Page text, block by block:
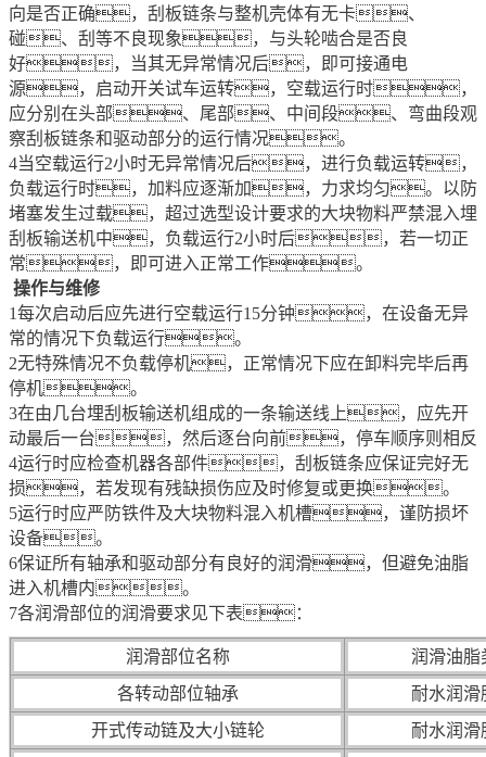
向是否正确，刮板链条与整机壳体有无卡、
碰、刮等不良现象，与头轮啮合是否良
好，当其无异常情况后，即可接通电
源，启动开关试车运转，空载运行时，
应分别在头部、尾部、中间段、弯曲段观
察刮板链条和驱动部分的运行情况。
4当空载运行2小时无异常情况后，进行负载运转，
负载运行时，加料应逐渐加，力求均匀。以防
堵塞发生过载，超过选型设计要求的大块物料严禁混入埋
刮板输送机中，负载运行2小时后，若一切正
常，即可进入正常工作。
操作与维修
1每次启动后应先进行空载运行15分钟，在设备无异
常的情况下负载运行。
2无特殊情况不负载停机，正常情况下应在卸料完毕后再
停机。
3在由几台埋刮板输送机组成的一条输送线上，应先开
动最后一台，然后逐台向前，停车顺序则相反
4运行时应检查机器各部件，刮板链条应保证完好无
损，若发现有残缺损伤应及时修复或更换。
5运行时应严防铁件及大块物料混入机槽，谨防损坏
设备。
6保证所有轴承和驱动部分有良好的润滑，但避免油脂
进入机槽内。
7各润滑部位的润滑要求见下表：
润滑部位名称
润滑油脂
各转动部位轴承
耐水润滑
开式传动链及大小链轮
耐水润滑